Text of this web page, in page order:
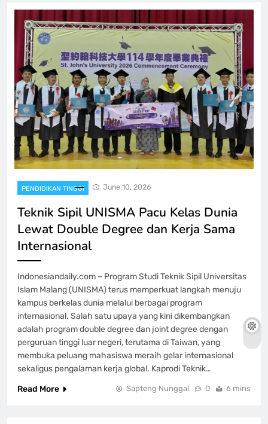
PENDIDIKAN TINGGI June 10, 2026
Teknik Sipil UNISMA Pacu Kelas Dunia
Lewat Double Degree dan Kerja Sama
Internasional
Indonesiandaily.com – Program Studi Teknik Sipil Universitas
Islam Malang (UNISMA) terus memperkuat langkah menuju
kampus berkelas dunia melalui berbagai program
internasional. Salah satu upaya yang kini dikembangkan
adalah program double degree dan joint degree dengan
perguruan tinggi luar negeri, terutama di Taiwan, yang
membuka peluang mahasiswa meraih gelar internasional
sekaligus pengalaman kerja global. Kaprodi Teknik…
Read More
Sapteng Nunggal 0 6 mins